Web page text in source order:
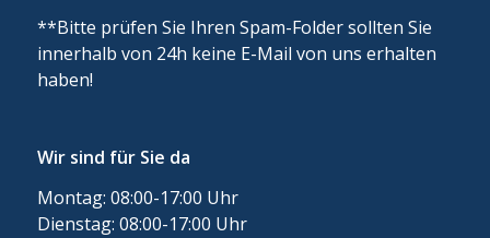
**Bitte prüfen Sie Ihren Spam-Folder sollten Sie
innerhalb von 24h keine E-Mail von uns erhalten
haben!
Wir sind für Sie da
Montag: 08:00-17:00 Uhr
Dienstag: 08:00-17:00 Uhr